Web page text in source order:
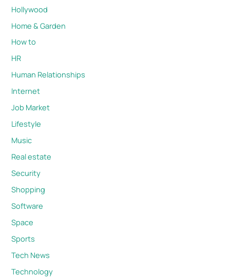
Hollywood
Home & Garden
How to
HR
Human Relationships
Internet
Job Market
Lifestyle
Music
Real estate
Security
Shopping
Software
Space
Sports
Tech News
Technology